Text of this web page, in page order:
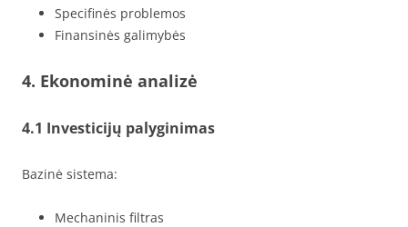
Specifinės problemos
Finansinės galimybės
4. Ekonominė analizė
4.1 Investicijų palyginimas
Bazinė sistema:
Mechaninis filtras